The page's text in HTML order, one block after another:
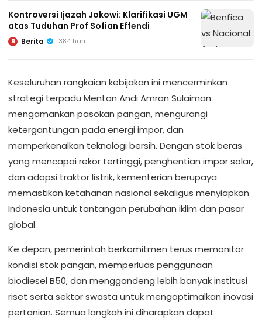
Kontroversi Ijazah Jokowi: Klarifikasi UGM
atas Tuduhan Prof Sofian Effendi
B Berita 384 hari
Keseluruhan rangkaian kebijakan ini mencerminkan
strategi terpadu Mentan Andi Amran Sulaiman:
mengamankan pasokan pangan, mengurangi
ketergantungan pada energi impor, dan
memperkenalkan teknologi bersih. Dengan stok beras
yang mencapai rekor tertinggi, penghentian impor solar,
dan adopsi traktor listrik, kementerian berupaya
memastikan ketahanan nasional sekaligus menyiapkan
Indonesia untuk tantangan perubahan iklim dan pasar
global.
Ke depan, pemerintah berkomitmen terus memonitor
kondisi stok pangan, memperluas penggunaan
biodiesel B50, dan menggandeng lebih banyak institusi
riset serta sektor swasta untuk mengoptimalkan inovasi
pertanian. Semua langkah ini diharapkan dapat